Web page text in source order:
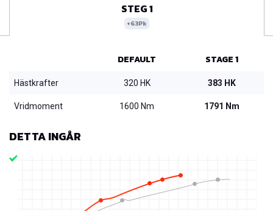
STEG 1
+63Pk
DEFAULT STAGE 1
Hästkrafter 320 HK 383 HK
Vridmoment 1600 Nm 1791 Nm
DETTA INGÅR